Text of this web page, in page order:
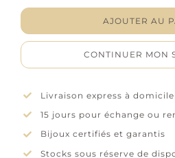
Laque
AJOUTER AU
CONTINUER MON
Livraison express à
15 jours pour échange ou
Bijoux certifiés et garantis
Stocks sous réserve de